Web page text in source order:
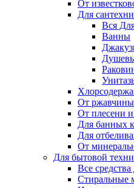
От
Для
Вся
Ванны
От ржавчины
От плесени и
Для банных
Для
От
Для бытовой
Все
Стиральные